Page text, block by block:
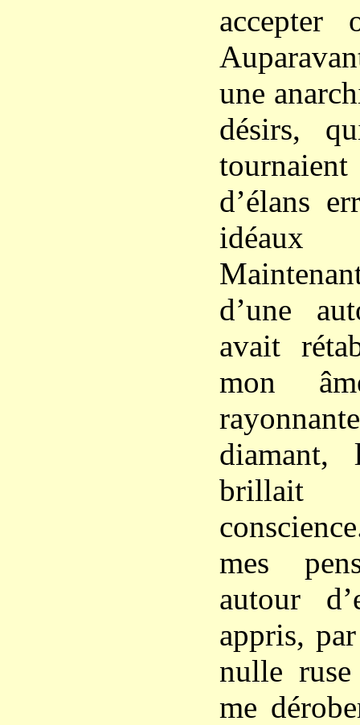
accepter
une
désirs,
d’élans
idéaux
d’une
avait
mon
diamant,
mes
autour
appris,
nulle
me